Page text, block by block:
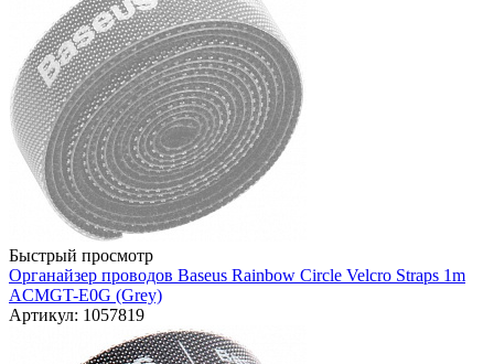
Быстрый просмотр
Органайзер проводов Baseus Rainbow Circle Velcro Straps 1m
ACMGT-E0G (Grey)
Артикул: 1057819